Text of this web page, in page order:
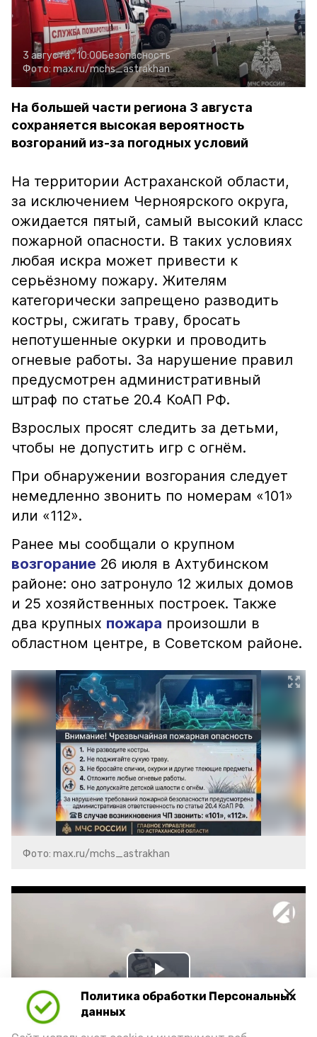
Политика обработки Персональных
данных
3 августа , 10:00Безопасность
Фото: max.ru/mchs_astrakhan
На большей части региона 3 августа
сохраняется высокая вероятность
возгораний из-за погодных условий
На территории Астраханской области,
за исключением Черноярского округа,
ожидается пятый, самый высокий класс
пожарной опасности. В таких условиях
любая искра может привести к
серьёзному пожару. Жителям
категорически запрещено разводить
костры, сжигать траву, бросать
непотушенные окурки и проводить
огневые работы. За нарушение правил
предусмотрен административный
штраф по статье 20.4 КоАП РФ.
Взрослых просят следить за детьми,
чтобы не допустить игр с огнём.
При обнаружении возгорания следует
немедленно звонить по номерам «101»
или «112».
Ранее мы сообщали о крупном
возгорание 26 июля в Ахтубинском
районе: оно затронуло 12 жилых домов
и 25 хозяйственных построек. Также
два крупных пожара произошли в
областном центре, в Советском районе.
Фото: max.ru/mchs_astrakhan
Play